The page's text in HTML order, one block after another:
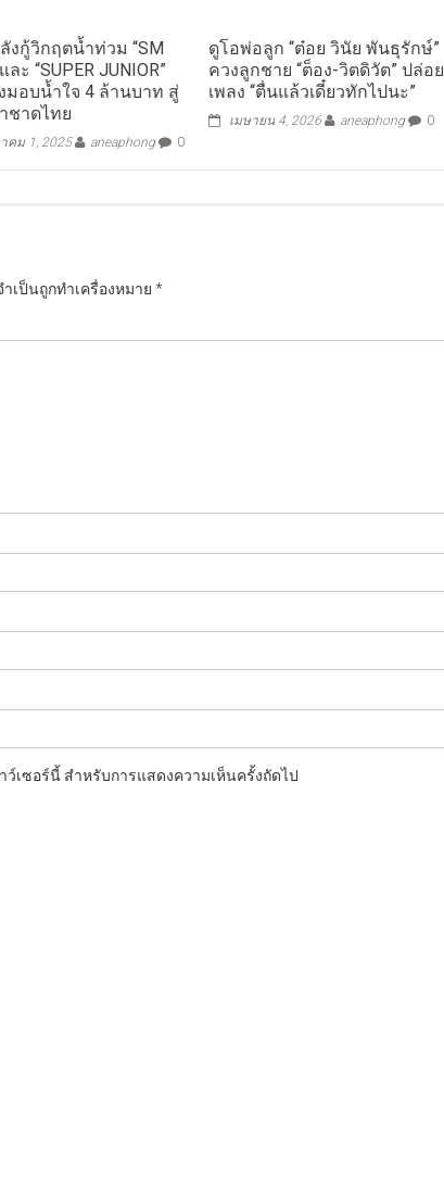
งกู้วิกฤตน้ำท่วม “SM
ละ “SUPER JUNIOR”
มอบน้ำใจ 4 ล้านบาท สู่
ชาดไทย
คม 1, 2025 aneaphong 0
ดูโอพ่อลูก “ต๋อย วินัย พันธุรักษ์”
ควงลูกชาย “ต็อง-วิตดิวัต” ปล่อย
เพลง “ตื่นแล้วเดี๋ยวทักไปนะ”
เมษายน 4, 2026 aneaphong 0
เป็นถูกทำเครื่องหมาย *
เซอร์นี้ สำหรับการแสดงความเห็นครั้งถัดไป